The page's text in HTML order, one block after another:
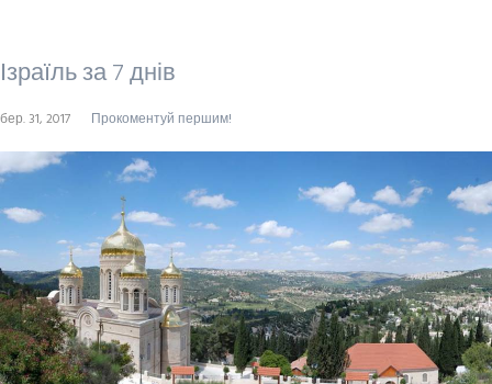
Ізраїль за 7 днів
бер. 31, 2017 Прокоментуй першим!